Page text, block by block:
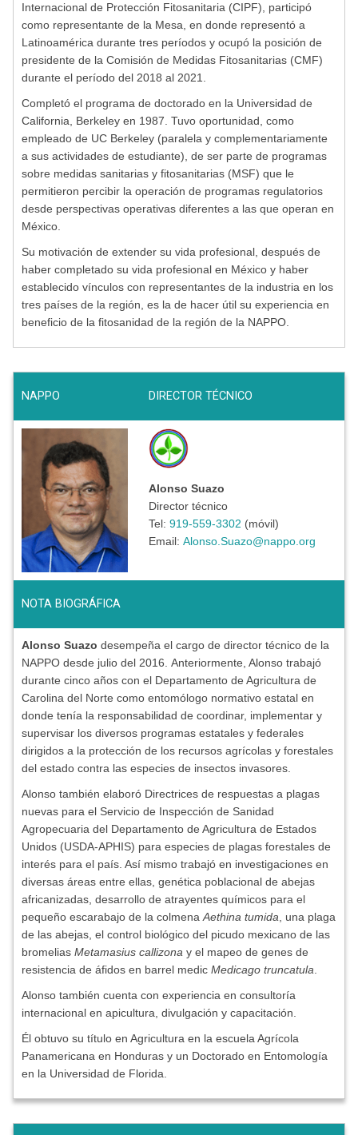
Internacional de Protección Fitosanitaria (CIPF), participó
como representante de la Mesa, en donde representó a
Latinoamérica durante tres períodos y ocupó la posición de
presidente de la Comisión de Medidas Fitosanitarias (CMF)
durante el período del 2018 al 2021.
Completó el programa de doctorado en la Universidad de
California, Berkeley en 1987. Tuvo oportunidad, como
empleado de UC Berkeley (paralela y complementariamente
a sus actividades de estudiante), de ser parte de programas
sobre medidas sanitarias y fitosanitarias (MSF) que le
permitieron percibir la operación de programas regulatorios
desde perspectivas operativas diferentes a las que operan en
México.
Su motivación de extender su vida profesional, después de
haber completado su vida profesional en México y haber
establecido vínculos con representantes de la industria en los
tres países de la región, es la de hacer útil su experiencia en
beneficio de la fitosanidad de la región de la NAPPO.
NAPPO DIRECTOR TÉCNICO
Alonso Suazo
Director técnico
Tel: 919-559-3302 (móvil)
Email: Alonso.Suazo@nappo.org
NOTA BIOGRÁFICA
Alonso Suazo desempeña el cargo de director técnico de la
NAPPO desde julio del 2016. Anteriormente, Alonso trabajó
durante cinco años con el Departamento de Agricultura de
Carolina del Norte como entomólogo normativo estatal en
donde tenía la responsabilidad de coordinar, implementar y
supervisar los diversos programas estatales y federales
dirigidos a la protección de los recursos agrícolas y forestales
del estado contra las especies de insectos invasores.
Alonso también elaboró Directrices de respuestas a plagas
nuevas para el Servicio de Inspección de Sanidad
Agropecuaria del Departamento de Agricultura de Estados
Unidos (USDA-APHIS) para especies de plagas forestales de
interés para el país. Así mismo trabajó en investigaciones en
diversas áreas entre ellas, genética poblacional de abejas
africanizadas, desarrollo de atrayentes químicos para el
pequeño escarabajo de la colmena Aethina tumida , una plaga
de las abejas, el control biológico del picudo mexicano de las
bromelias Metamasius callizona y el mapeo de genes de
resistencia de áfidos en barrel medic Medicago truncatula
Alonso también cuenta con experiencia en consultoría
internacional en apicultura, divulgación y capacitación.
Él obtuvo su título en Agricultura en la escuela Agrícola
Panamericana en Honduras y un Doctorado en Entomología
en la Universidad de Florida.